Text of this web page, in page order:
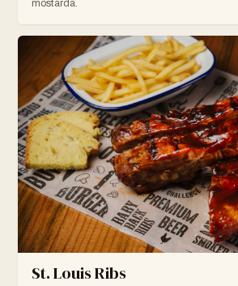
mostarda.
St. Louis Ribs